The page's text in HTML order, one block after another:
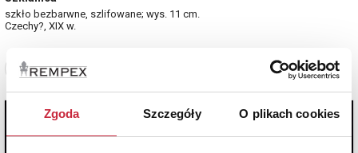
Zgoda Szczegóły O plikach cookies
szkło bezbarwne, szlifowane; wys. 11 cm.
Czechy?, XIX w.
Zobacz pełne informacje